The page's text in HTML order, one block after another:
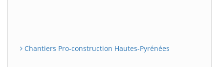
Chantiers Pro-construction Hautes-Pyrénées